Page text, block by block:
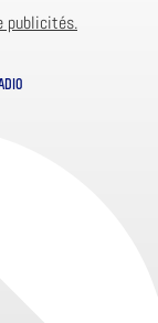
publicités.